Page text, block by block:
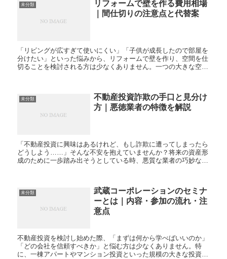
未分類
リフォームで壁を作る費用相場
｜間仕切りの注意点と代替案
「リビングが広すぎて使いにくい」「子供が成長したので部屋を
分けたい」といった悩みから、リフォームで壁を作り、空間を仕
切ることを検討される方は少なくありません。一つの大きな空間
未分類
不動産投資詐欺の手口と見分け
方｜悪徳業者の特徴を解説
「不動産投資に興味はあるけれど、もし詐欺に遭ってしまったら
どうしよう……」そんな不安を抱えていませんか？将来の資産形
成のために一歩踏み出そうとしている時、悪質な業者の巧妙な罠
未分類
武蔵コーポレーションのセミナ
ーとは｜内容・参加の流れ・注
意点
不動産投資を検討し始めた際、「まずは何から学べばいいのか」
「どの会社を信頼すべきか」と悩む方は少なくありません。特
に、一棟アパートやマンション投資といった規模の大きな投資で